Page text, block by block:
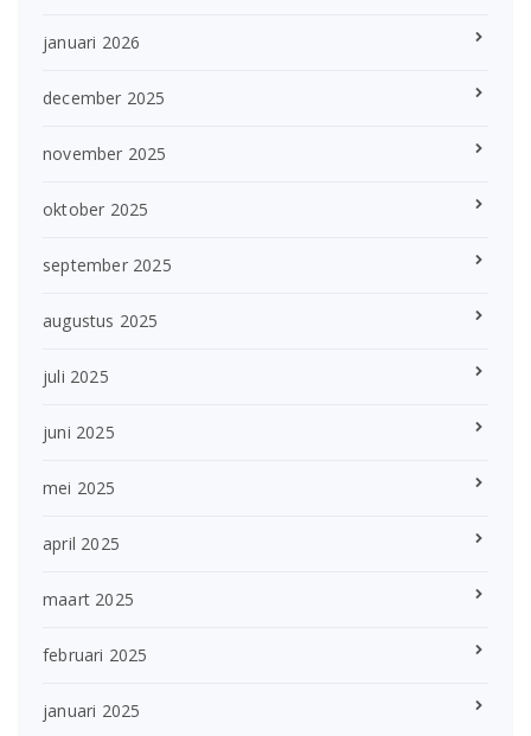
januari 2026
december 2025
november 2025
oktober 2025
september 2025
augustus 2025
juli 2025
juni 2025
mei 2025
april 2025
maart 2025
februari 2025
januari 2025